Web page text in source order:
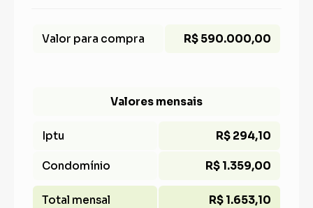
Valor para compra R$ 590.000,00
Valores mensais
Iptu R$ 294,10
Condomínio R$ 1.359,00
Total mensal R$ 1.653,10